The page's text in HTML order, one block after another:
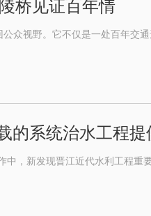
桥见证百年情
众视野。它不仅是一处百年交
的系统治水工程提
中，新发现晋江近代水利工程